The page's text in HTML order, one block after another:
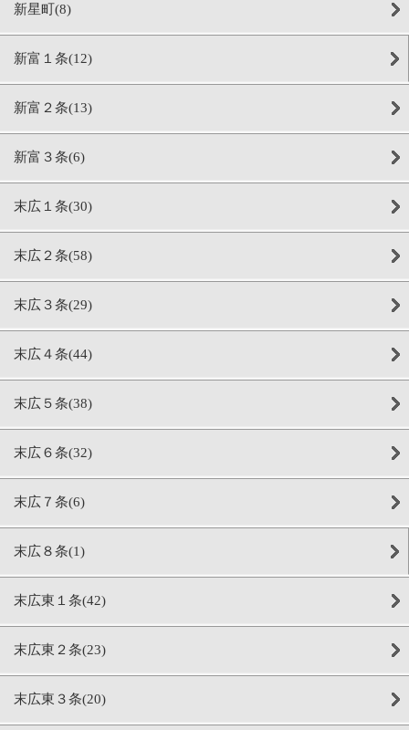
新星町(8)
新富１条(12)
新富２条(13)
新富３条(6)
末広１条(30)
末広２条(58)
末広３条(29)
末広４条(44)
末広５条(38)
末広６条(32)
末広７条(6)
末広８条(1)
末広東１条(42)
末広東２条(23)
末広東３条(20)